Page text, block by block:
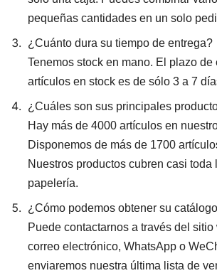
pequeñas cantidades en un solo
¿Cuánto dura su tiempo de entrega?
Tenemos stock en mano. El plazo de
artículos en stock es de sólo 3 a 7
¿Cuáles son sus principales
Hay más de 4000 artículos en
Disponemos de más de 1700
Nuestros productos cubren casi toda
papelería.
¿Cómo podemos obtener su
Puede contactarnos a través del
correo electrónico, WhatsApp o
enviaremos nuestra última lista de